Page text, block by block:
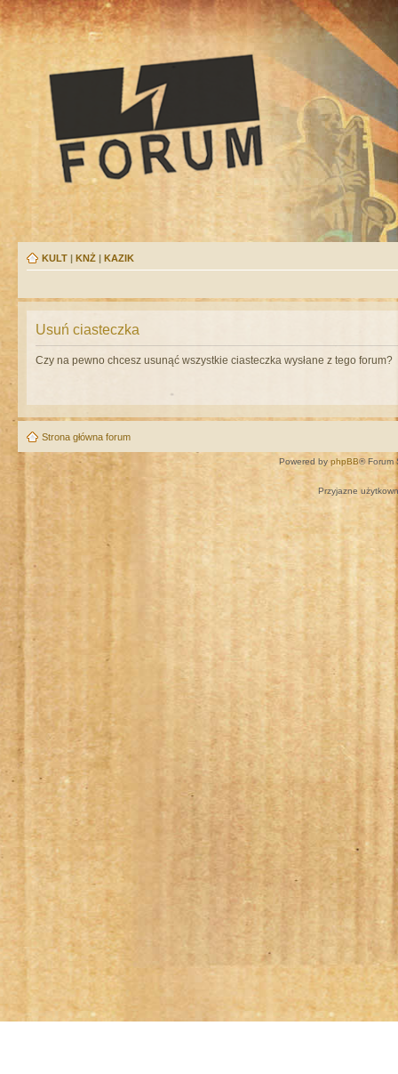
KULT | KNŻ | KAZIK
Usuń ciasteczka
Czy na pewno chcesz usunąć wszystkie ciasteczka wysłane z tego forum?
Strona główna forum
Powered by phpBB® Forum
Przyjazne